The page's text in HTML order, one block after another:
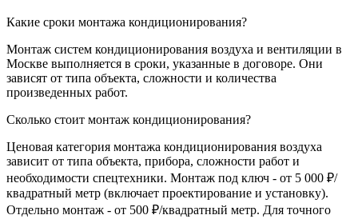
Какие сроки монтажа кондиционирования?
Монтаж систем кондиционирования воздуха и вентиляции в
Москве выполняется в сроки, указанные в договоре. Они
зависят от типа объекта, сложности и количества
произведенных работ.
Сколько стоит монтаж кондиционирования?
Ценовая категория монтажа кондиционирования воздуха
зависит от типа объекта, прибора, сложности работ и
необходимости спецтехники. Монтаж под ключ - от 5 000 ₽/
квадратный метр (включает проектирование и установку).
Отдельно монтаж - от 500 ₽/квадратный метр. Для точного